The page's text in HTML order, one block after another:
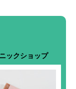
ックショップ